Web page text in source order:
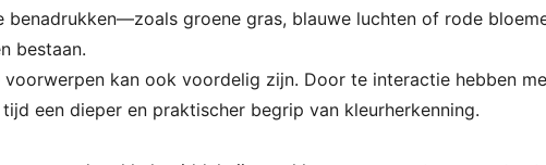
groene gras, blauwe luchten of rode
bestaan.
kan ook voordelig zijn. Door te interactie hebben
een dieper en praktischer begrip van kleurherkenning.